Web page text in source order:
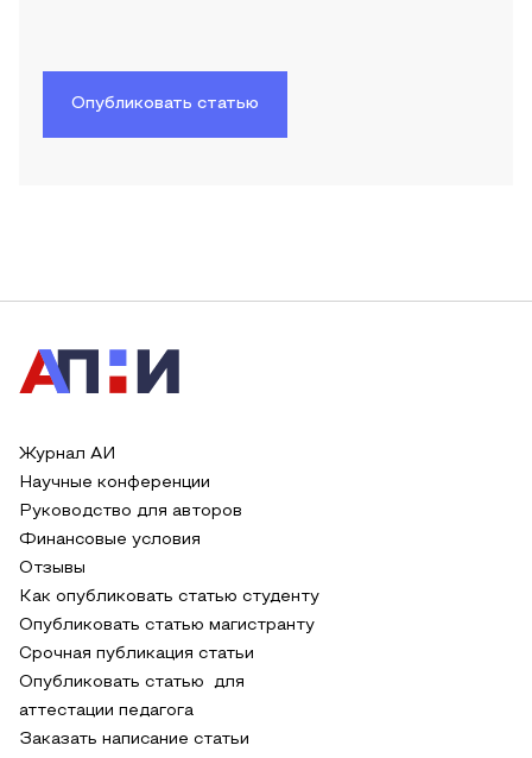
Опубликовать статью
Журнал АИ
Научные конференции
Руководство для авторов
Финансовые условия
Отзывы
Как опубликовать статью студенту
Опубликовать статью магистранту
Срочная публикация статьи
Опубликовать статью для
аттестации педагога
Заказать написание статьи